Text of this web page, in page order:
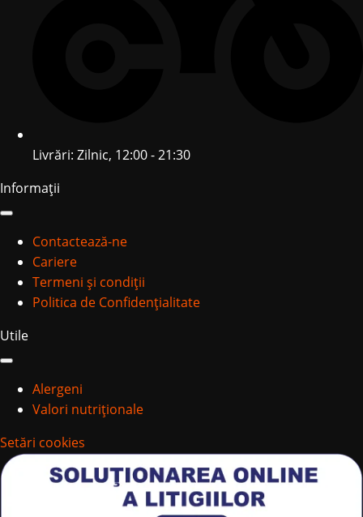
Livrări: Zilnic, 12:00 - 21:30
Informații
Contactează-ne
Cariere
Termeni și condiții
Politica de Confidențialitate
Utile
Alergeni
Valori nutriționale
Setări cookies